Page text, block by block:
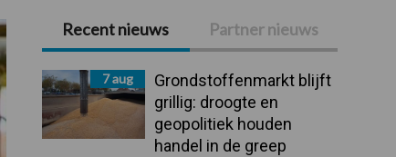
Primaire
Sidebar
Recent nieuws Partner nieuws
7 aug
Grondstoffenmarkt blijft
grillig: droogte en
geopolitiek houden
handel in de greep